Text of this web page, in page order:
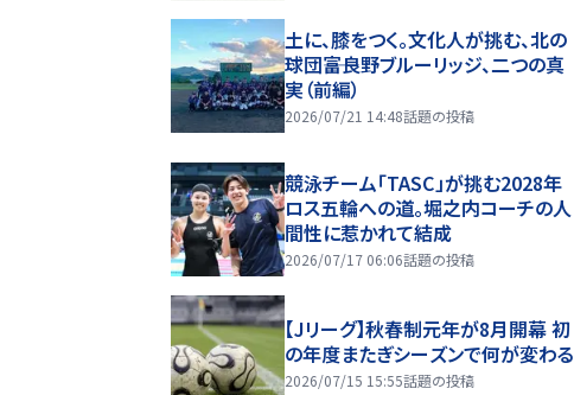
土に、膝をつく。文化人が挑む、北の
球団――富良野ブルーリッジ、二つの真
実（前編）
2026/07/21 14:48話題の投稿
競泳チーム「TASC」が挑む2028年
ロス五輪への道。堀之内コーチの人
間性に惹かれて結成
2026/07/17 06:06話題の投稿
【Jリーグ】秋春制元年が8月開幕 初
の年度またぎシーズンで何が変わる
2026/07/15 15:55話題の投稿